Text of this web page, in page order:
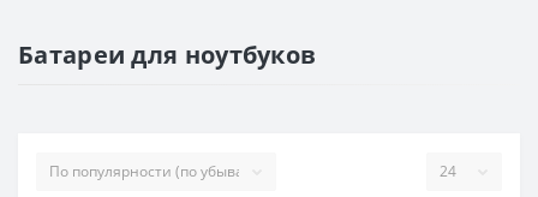
Батареи для ноутбуков